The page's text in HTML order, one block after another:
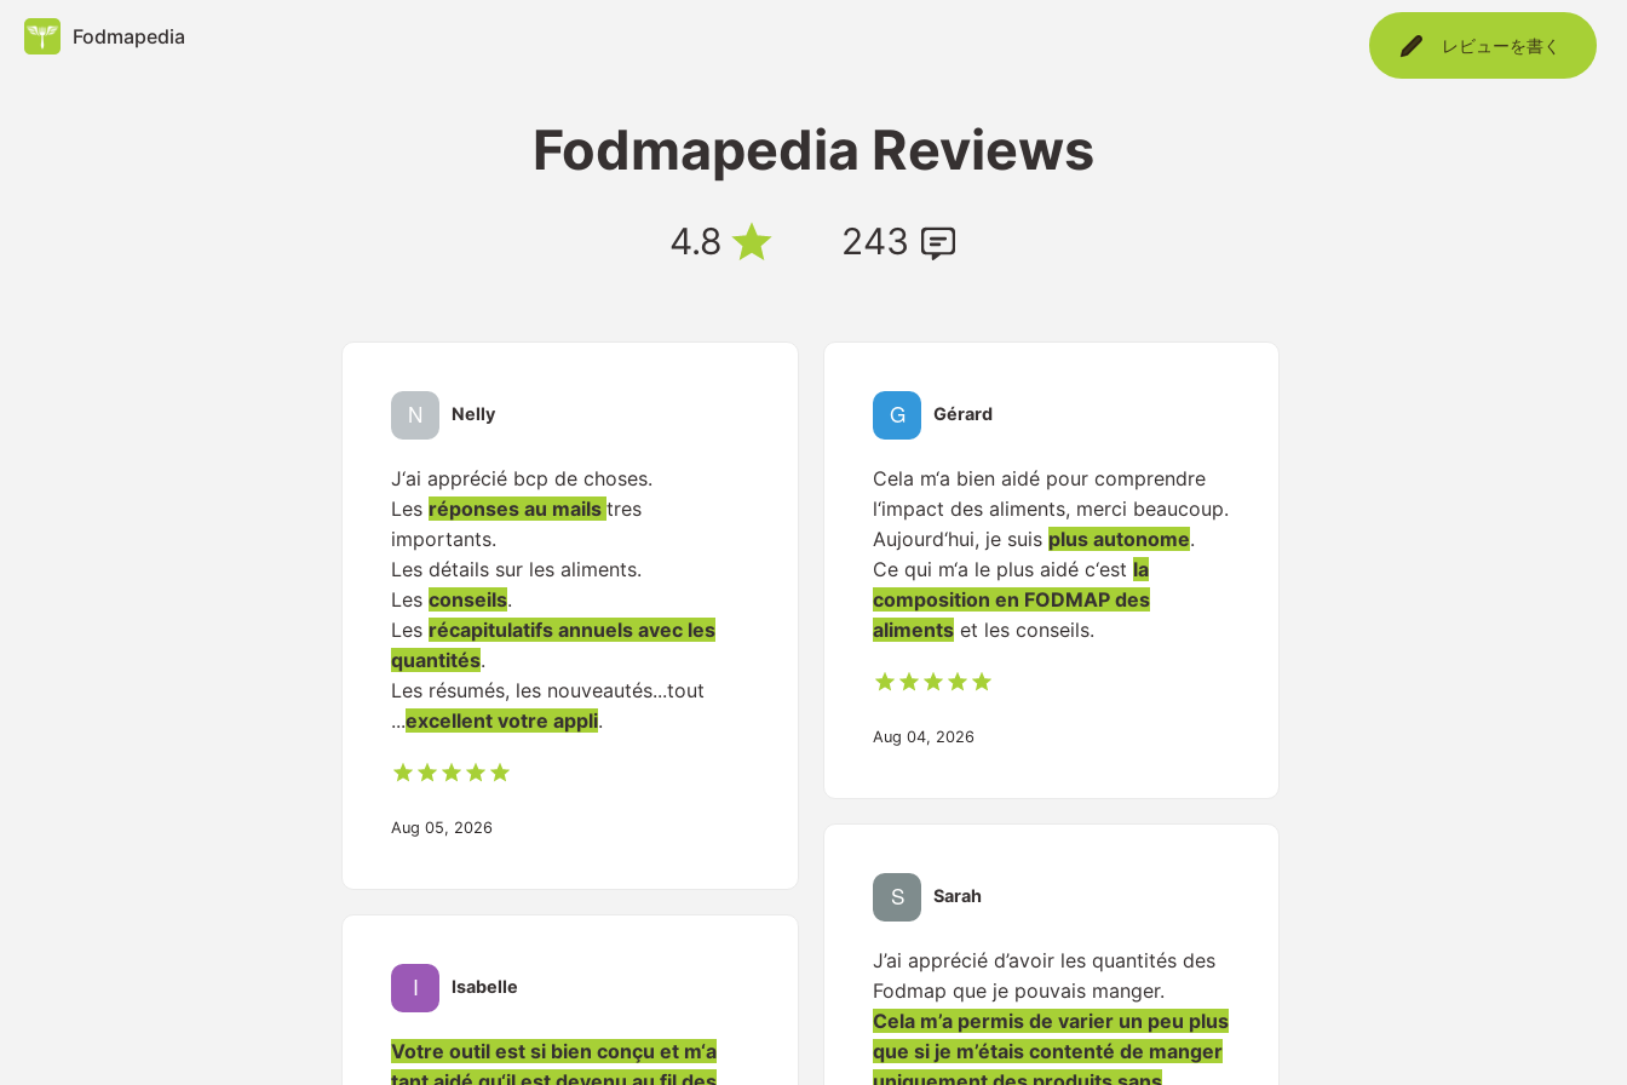
Fodmapedia
Fodmapedia Reviews
4.8 243
レビューを書く
Nelly
J‘ai apprécié bcp de choses.
Les réponses au mails tres
importants.
Les détails sur les aliments.
Les conseils.
Les récapitulatifs annuels avec les
quantités.
Les résumés, les nouveautés...tout
...excellent votre appli.
Aug 05, 2026
Isabelle
Votre outil est si bien conçu et m‘a
Gérard
Cela m‘a bien aidé pour comprendre
l‘impact des aliments, merci beaucoup.
Aujourd‘hui, je suis plus autonome.
Ce qui m‘a le plus aidé c‘est la
composition en FODMAP des
alimentset les conseils.
Aug 04, 2026
Sarah
J’ai apprécié d’avoir les quantités des
Fodmap que je pouvais manger.
Cela m’a permis de varier un peu plus
que si je m’étais contenté de manger